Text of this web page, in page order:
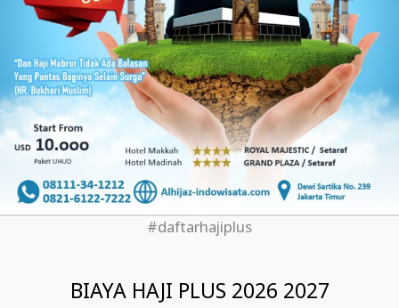
#daftarhajiplus
BIAYA HAJI PLUS 2026 2027